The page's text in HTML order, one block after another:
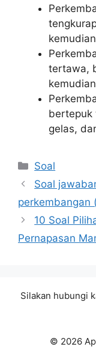
tertawa,
bertepuk
gelas,
Kategori
Soal
Soal
perkembangan
10 Soal
Pernapasan
Silakan hubungi
© 2026